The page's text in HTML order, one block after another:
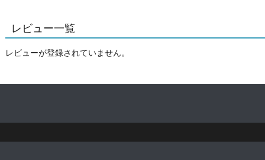
レビュー一覧
レビューが登録されていません。